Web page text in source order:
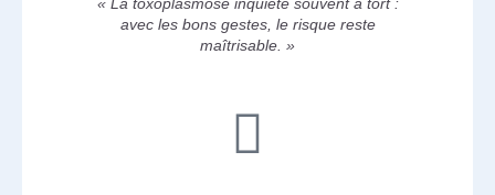
« La toxoplasmose inquiète souvent à tort :
avec les bons gestes, le risque reste
maîtrisable. »